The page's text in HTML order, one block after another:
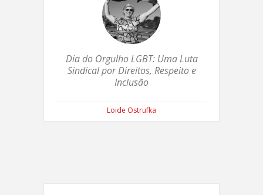
Dia do Orgulho LGBT: Uma Luta
Sindical por Direitos, Respeito e
Inclusão
Loide Ostrufka